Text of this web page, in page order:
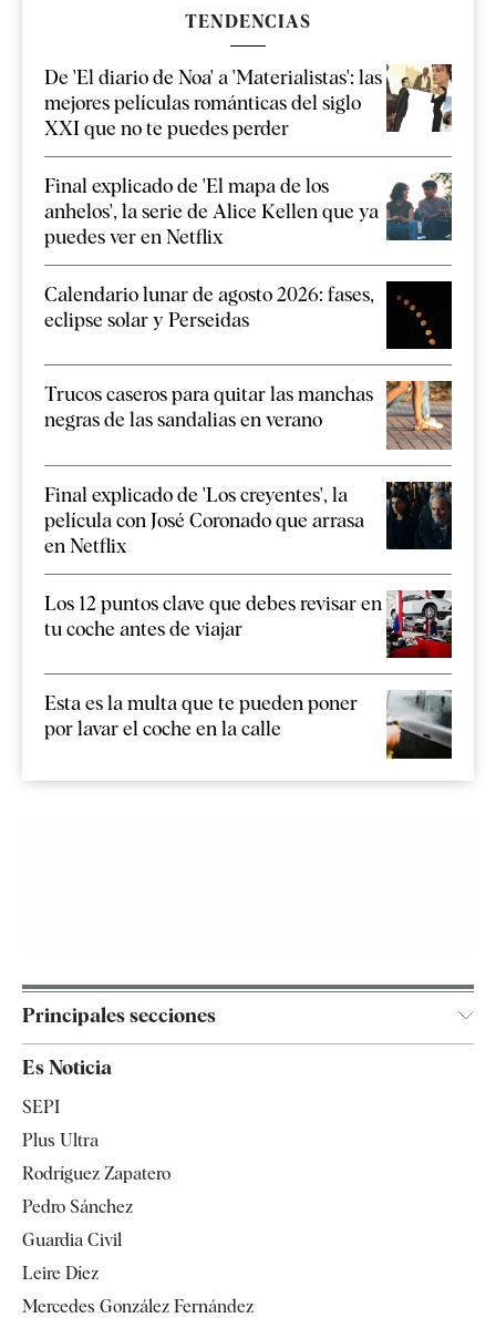
TENDENCIAS
De 'El diario de Noa' a 'Materialistas': las
mejores películas románticas del siglo
XXI que no te puedes perder
Final explicado de 'El mapa de los
anhelos', la serie de Alice Kellen que ya
puedes ver en Netflix
Calendario lunar de agosto 2026: fases,
eclipse solar y Perseidas
Trucos caseros para quitar las manchas
negras de las sandalias en verano
Final explicado de 'Los creyentes', la
película con José Coronado que arrasa
en Netflix
Los 12 puntos clave que debes revisar en
tu coche antes de viajar
Esta es la multa que te pueden poner
por lavar el coche en la calle
Principales secciones
España
Televisión
Es Noticia
SEPI
Plus Ultra
Rodríguez Zapatero
Pedro Sánchez
Guardia Civil
Leire Díez
Mercedes González Fernández